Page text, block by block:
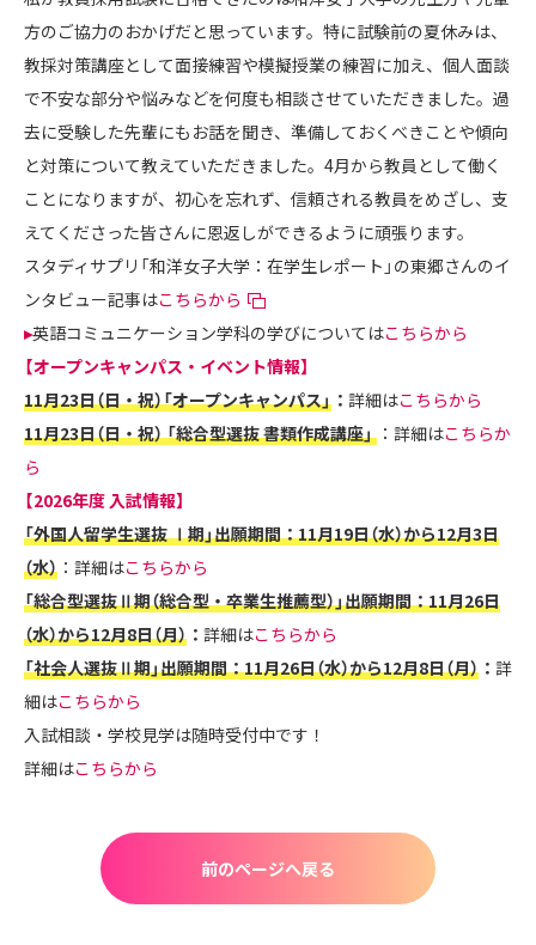
方のご協力のおかげだと思っています。特に試験前の夏休みは、
教採対策講座として面接練習や模擬授業の練習に加え、個人面談
で不安な部分や悩みなどを何度も相談させていただきました。過
去に受験した先輩にもお話を聞き、準備しておくべきことや傾向
と対策について教えていただきました。4月から教員として働く
ことになりますが、初心を忘れず、信頼される教員をめざし、支
えてくださった皆さんに恩返しができるように頑張ります。
スタディサプリ「和洋女子大学：在学生レポート」の東郷さんのイ
ンタビュー記事はこちらから
▸英語コミュニケーション学科の学びについてはこちらから
【オープンキャンパス・イベント情報】
11月23日（日・祝）「オープンキャンパス」 ： 詳細はこちらから
11月23日（日・祝） 「総合型選抜 書類作成講座」 ：詳細はこちらか
ら
【2026年度 入試情報】
「外国人留学生選抜 Ⅰ期」出願期間：11月19日（水）から12月3日
（水） ：詳細はこちらから
「総合型選抜Ⅱ期（総合型・卒業生推薦型）」出願期間：11月26日
（水）から12月8日（月） ： 詳細はこちらから
「社会人選抜Ⅱ期」出願期間：11月26日（水）から12月8日（月） ： 詳
細はこちらから
入試相談・学校見学は随時受付中です！
詳細はこちらから
前のページへ戻る